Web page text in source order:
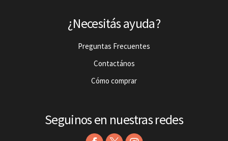
¿Necesitás ayuda?
Preguntas Frecuentes
Contactános
Cómo comprar
Seguinos en nuestras redes